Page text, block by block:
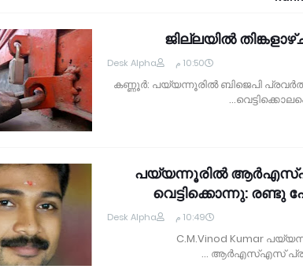
ജില്ലയില്‍
Desk Alpha 10:50 م
കണ്ണൂര്‍: പയ്യന്നൂരില്‍ ബിജെപി
പയ്യന്നൂരില്‍
വെട്ടിക്കൊന്നു: രണ്ടു
Desk Alpha 10:49 م
C.M.Vinod Kumar
ആര്‍എസ്എസ്